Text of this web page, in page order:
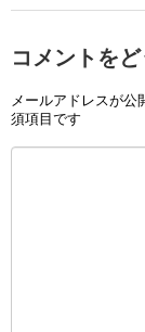
コメントを
メールアドレスが公
須項目です